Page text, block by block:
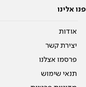
פנו אלינו
אודות
יצירת קשר
פרסמו אצלנו
תנאי שימוש